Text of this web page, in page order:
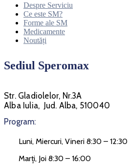
Despre Serviciu
Ce este SM?
Forme ale SM
Medicamente
Noutăți
Sediul Speromax
Str. Gladiolelor, Nr.3A
Alba Iulia, Jud. Alba, 510040
Program:
Luni, Miercuri, Vineri 8:30 – 12:30
Marți, Joi 8:30 – 16:00